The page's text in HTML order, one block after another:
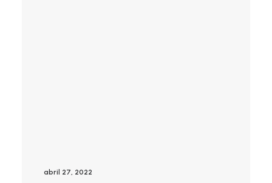
abril 27, 2022